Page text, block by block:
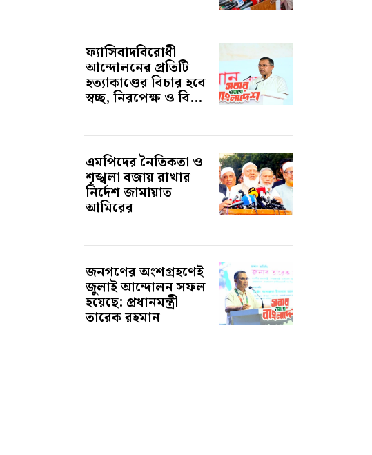
ফ্যাসিবাদবিরোধী
আন্দোলনের প্রতিটি
হত্যাকাণ্ডের বিচার হবে
স্বচ্ছ, নিরপেক্ষ ও বি...
এমপিদের নৈতিকতা ও
শৃঙ্খলা বজায় রাখার
নির্দেশ জামায়াত
আমিরের
জনগণের অংশগ্রহণেই
জুলাই আন্দোলন সফল
হয়েছে: প্রধানমন্ত্রী
তারেক রহমান